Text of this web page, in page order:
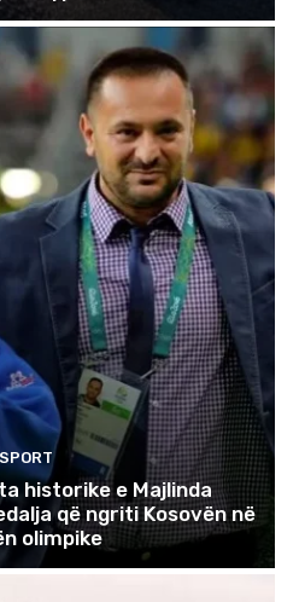
SPORT
historike e Majlinda
që ngriti Kosovën në
olimpike